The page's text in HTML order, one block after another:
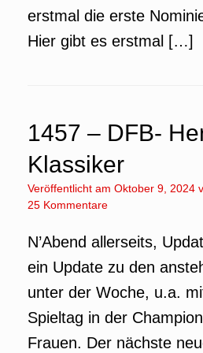
erstmal die erste
Hier gibt es erstmal […]
1457 – DFB-
Klassiker
Veröffentlicht am Oktober 9, 2024
25 Kommentare
N’Abend allerseits,
ein Update zu den
unter der Woche, u.a.
Spieltag in der
Frauen. Der nächste